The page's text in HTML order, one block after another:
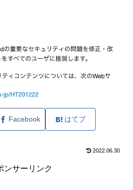
Facebook はてブ
2022.06.30
ンサーリンク